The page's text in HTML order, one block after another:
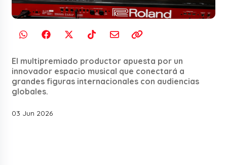
El multipremiado productor apuesta por un
innovador espacio musical que conectará a
grandes figuras internacionales con audiencias
globales.
03 Jun 2026